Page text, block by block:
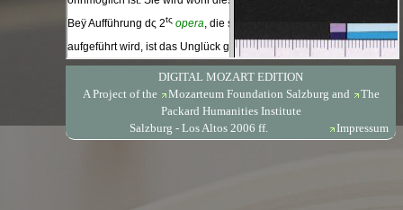
DIGITAL MOZART EDITION
A Project of the
Mozarteum Foundation Salzburg and
The
Packard Humanities Institute
Salzburg - Los Altos 2006 ff.
Impressum